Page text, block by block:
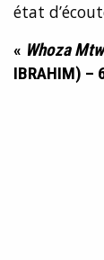
état
« Whoza
IBRAHIM) –